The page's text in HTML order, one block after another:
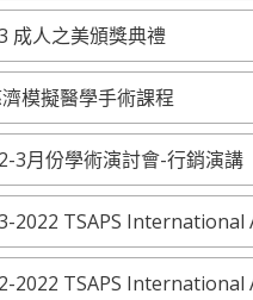
成人之美頒獎典禮
模擬醫學手術課程
3月份學術演討會-行銷演講
2022 TSAPS
2022 TSAPS